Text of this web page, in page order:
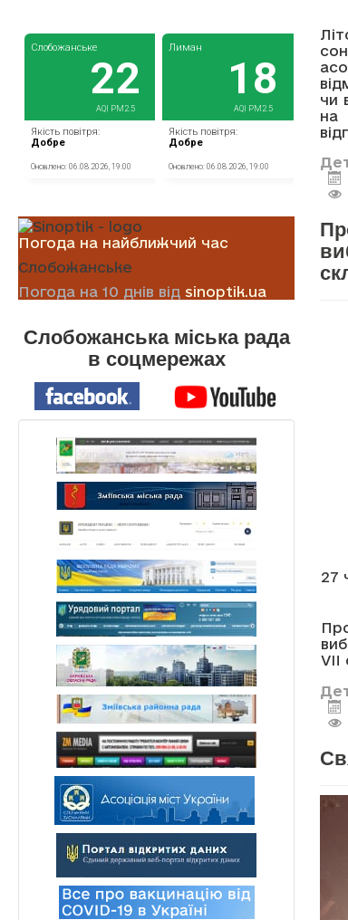
Погода на найближчий час
Слобожанське
Погода на 10 днів від sinoptik.ua
Слобожанська міська рада
в соцмережах
чи
на
27
VII